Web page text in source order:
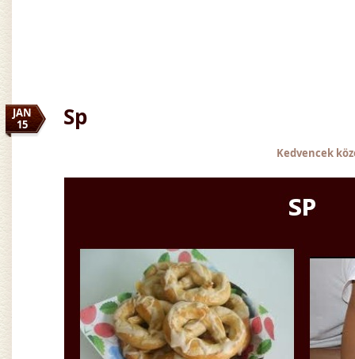
JAN
15
Sp
Kedvencek